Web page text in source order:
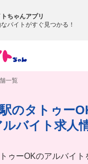
ちゃんアプリ
バイトがすぐ見つかる！
一覧
のタトゥー
ルバイト求人
ゥーOKのアルバイト